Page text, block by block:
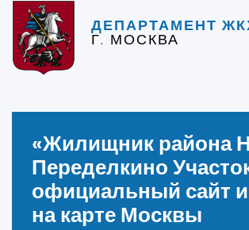
ДЕПАРТАМЕНТ
Г. МОСКВА
«‎Жилищник района
Переделкино
официальный сайт
на карте Москвы